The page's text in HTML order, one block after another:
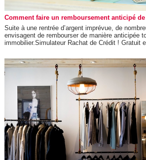
Comment faire un remboursement anticipé
Suite à une rentrée d’argent imprévue, de
envisagent de rembourser de manière anticipée
immobilier.Simulateur Rachat de Crédit ! Gratuit